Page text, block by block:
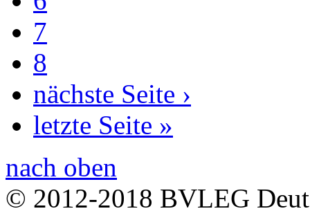
7
8
nächste Seite ›
letzte Seite »
nach oben
© 2012-2018 BVLEG